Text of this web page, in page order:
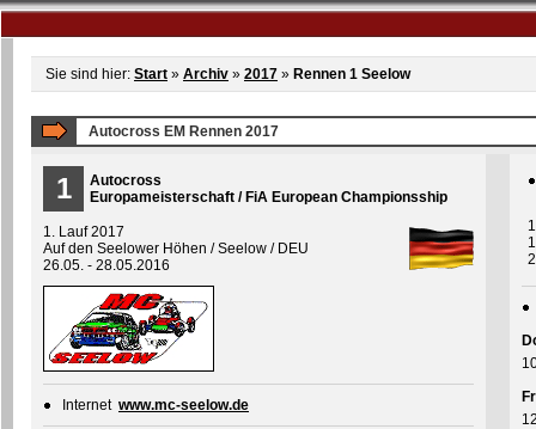
Sie sind hier: Start » Archiv » 2017 » Rennen 1 Seelow
Autocross EM Rennen 2017
1
Autocross
Europameisterschaft / FiA European Championsship
1. Lauf 2017
Auf den Seelower Höhen / Seelow / DEU
26.05. - 28.05.2016
Internet www.mc-seelow.de